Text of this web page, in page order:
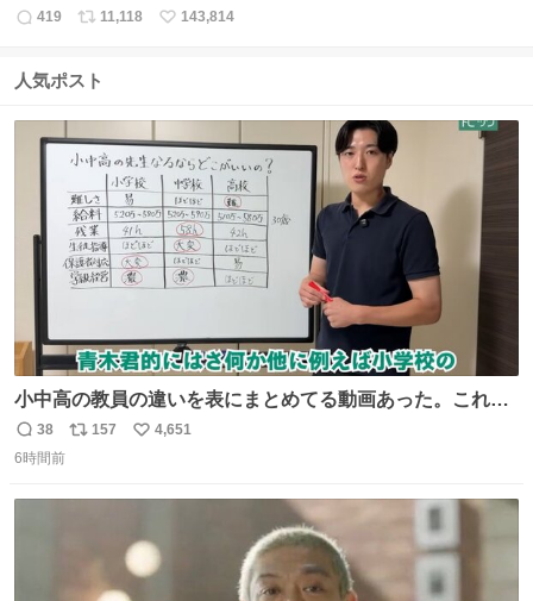
返
数
419
リ
ス
数
11,118
い
143,814
人気ポスト
小中高の教員の違いを表にまとめてる動画あった。これよ
り解像度が高い動画ないかも。今まで見た中で一番正確。
返
信
38
リ
157
い
4,651
6時間前